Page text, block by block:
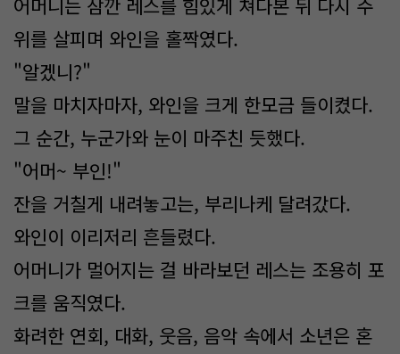
어머니는 잠깐 레스를 힘있게 쳐다본 뒤 다시 주
위를 살피며 와인을 홀짝였다.
"알겠니?"
말을 마치자마자, 와인을 크게 한모금 들이켰다.
그 순간, 누군가와 눈이 마주친 듯했다.
"어머~ 부인!"
잔을 거칠게 내려놓고는, 부리나케 달려갔다.
와인이 이리저리 흔들렸다.
어머니가 멀어지는 걸 바라보던 레스는 조용히 포
크를 움직였다.
화려한 연회, 대화, 웃음, 음악 속에서 소년은 혼